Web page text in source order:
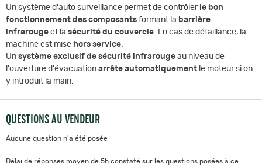
Un système d'auto surveillance permet de contrôler le bon
fonctionnement des composants formant la barrière
infrarouge et la sécurité du couvercle . En cas de défaillance, la
machine est mise hors service
Un système exclusif de sécurité infrarouge au niveau de
l'ouverture d'évacuation arrête automatiquement le moteur si on
y introduit la main.
QUESTIONS AU VENDEUR
Aucune question n'a été posée
Délai de réponses moyen de 5h constaté sur les questions posées à ce